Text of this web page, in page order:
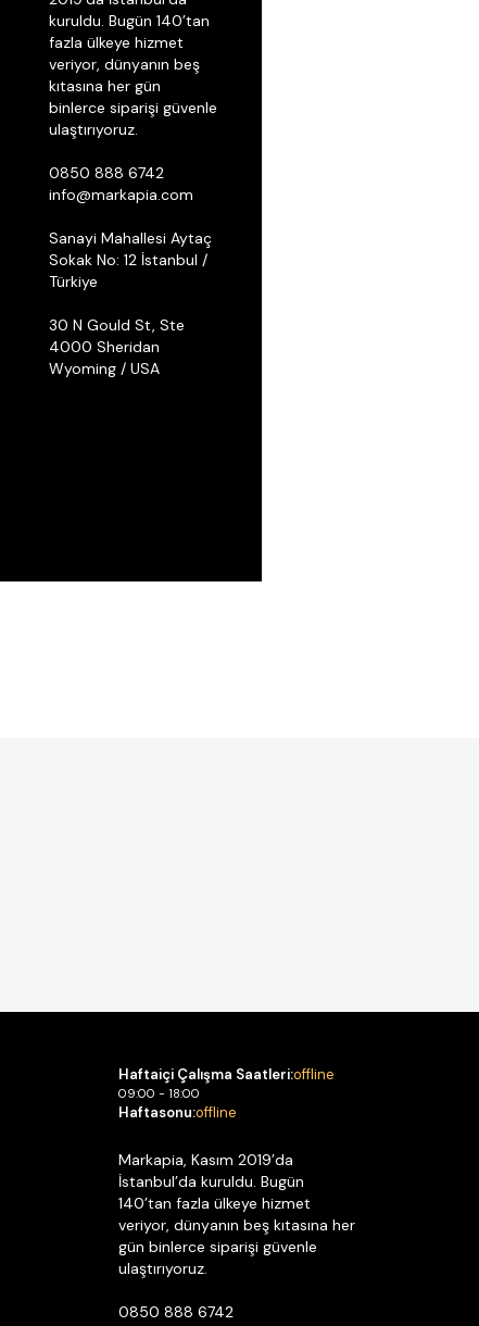
kuruldu. Bugün 140’tan
fazla ülkeye hizmet
veriyor, dünyanın beş
kıtasına her gün
binlerce siparişi güvenle
ulaştırıyoruz.
0850 888 6742
info@markapia.com
Sanayi Mahallesi Aytaç
Sokak No: 12 İstanbul /
Türkiye
30 N Gould St, Ste
4000 Sheridan
Wyoming / USA
Haftaiçi Çalışma Saatleri:offline
09:00 - 18:00
Haftasonu:offline
Markapia, Kasım 2019’da
İstanbul’da kuruldu. Bugün
140’tan fazla ülkeye hizmet
veriyor, dünyanın beş kıtasına her
gün binlerce siparişi güvenle
ulaştırıyoruz.
0850 888 6742